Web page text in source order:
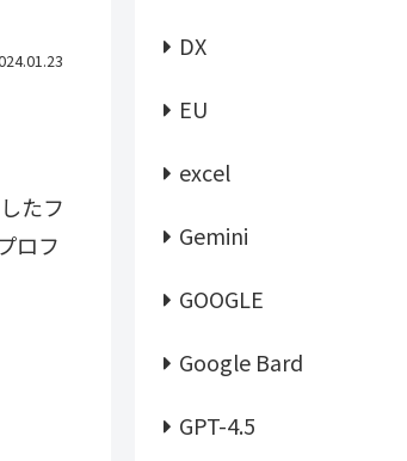
たフ
ロフ
DX
EU
excel
Gemini
GOOGLE
Google Bard
GPT-4.5